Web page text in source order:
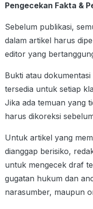
Pengecekan Fakta &
Sebelum publikasi,
dalam artikel harus
editor yang
Bukti atau
tersedia untuk setiap
Jika ada temuan yang
harus dikoreksi
Untuk artikel yang
dianggap berisiko,
untuk mengecek draf
gugatan hukum dan
narasumber, maupun